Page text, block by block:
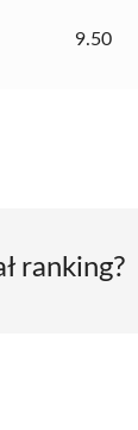
9.50
ranking?